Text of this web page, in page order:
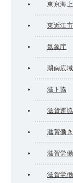
東京海
東近江
気象庁
湖南広
滋ト協
滋貨運協
滋賀働
滋賀労
滋賀労